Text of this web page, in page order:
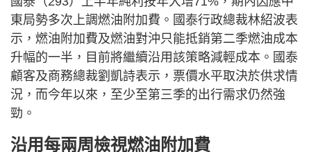
東局勢多次上調燃油附加費。國泰行政總裁林紹波表
示，燃油附加費及燃油對沖只能抵銷第二季燃油成本
升幅的一半，目前將繼續沿用該策略減輕成本。國泰
顧客及商務總裁劉凱詩表示，票價水平取決於供求情
況，而今年以來，至少至第三季的出行需求仍然強
勁。
沿用每兩周檢視燃油附加費